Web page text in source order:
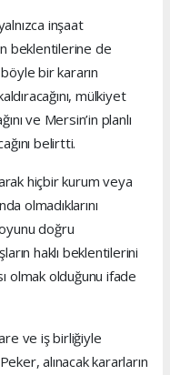
inşaat
beklentilerine de
bir kararın
mülkiyet
ve Mersin’in planlı
belirtti.
hiçbir kurum veya
olmadıklarını
doğru
haklı beklentilerini
olmak olduğunu ifade
ve iş birliğiyle
alınacak kararların